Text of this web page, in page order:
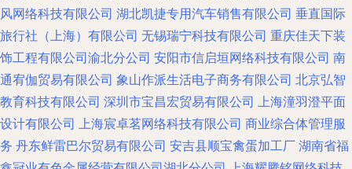
风网络科技有限公司 湖北凯捷专用汽车销售有限公司 垂直国际
旅行社（上海）有限公司 无锡瑞宁科技有限公司 重庆佳天下装
饰工程有限公司渝北分公司 安阳市信启垣网络科技有限公司 南
通宥伽贸易有限公司 象山作派生活电子商务有限公司 北京弘智
教育科技有限公司 深圳市宝昌宏贸易有限公司 上海潼羽澄平面
设计有限公司 上海宸卓茗网络科技有限公司 商业综合体管理服
务 丹东鲜雷巴尔贸易有限公司 安吉县顺宝禽蛋加工厂 湖南省福